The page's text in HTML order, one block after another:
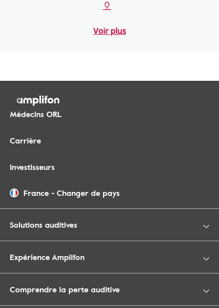
Voir plus
Médecins ORL
Carrière
Investisseurs
France - Changer de pays
Solutions auditives
Expérience Amplifon
Comprendre la perte auditive